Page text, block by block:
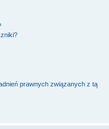
prawnych związanych z tą